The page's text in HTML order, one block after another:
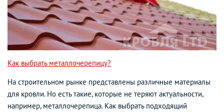
Как выбрать металлочерепицу?
На строительном рынке представлены различные материалы
для кровли. Но есть такие, которые не теряют актуальности,
например, металлочерепица. Как выбрать подходящий